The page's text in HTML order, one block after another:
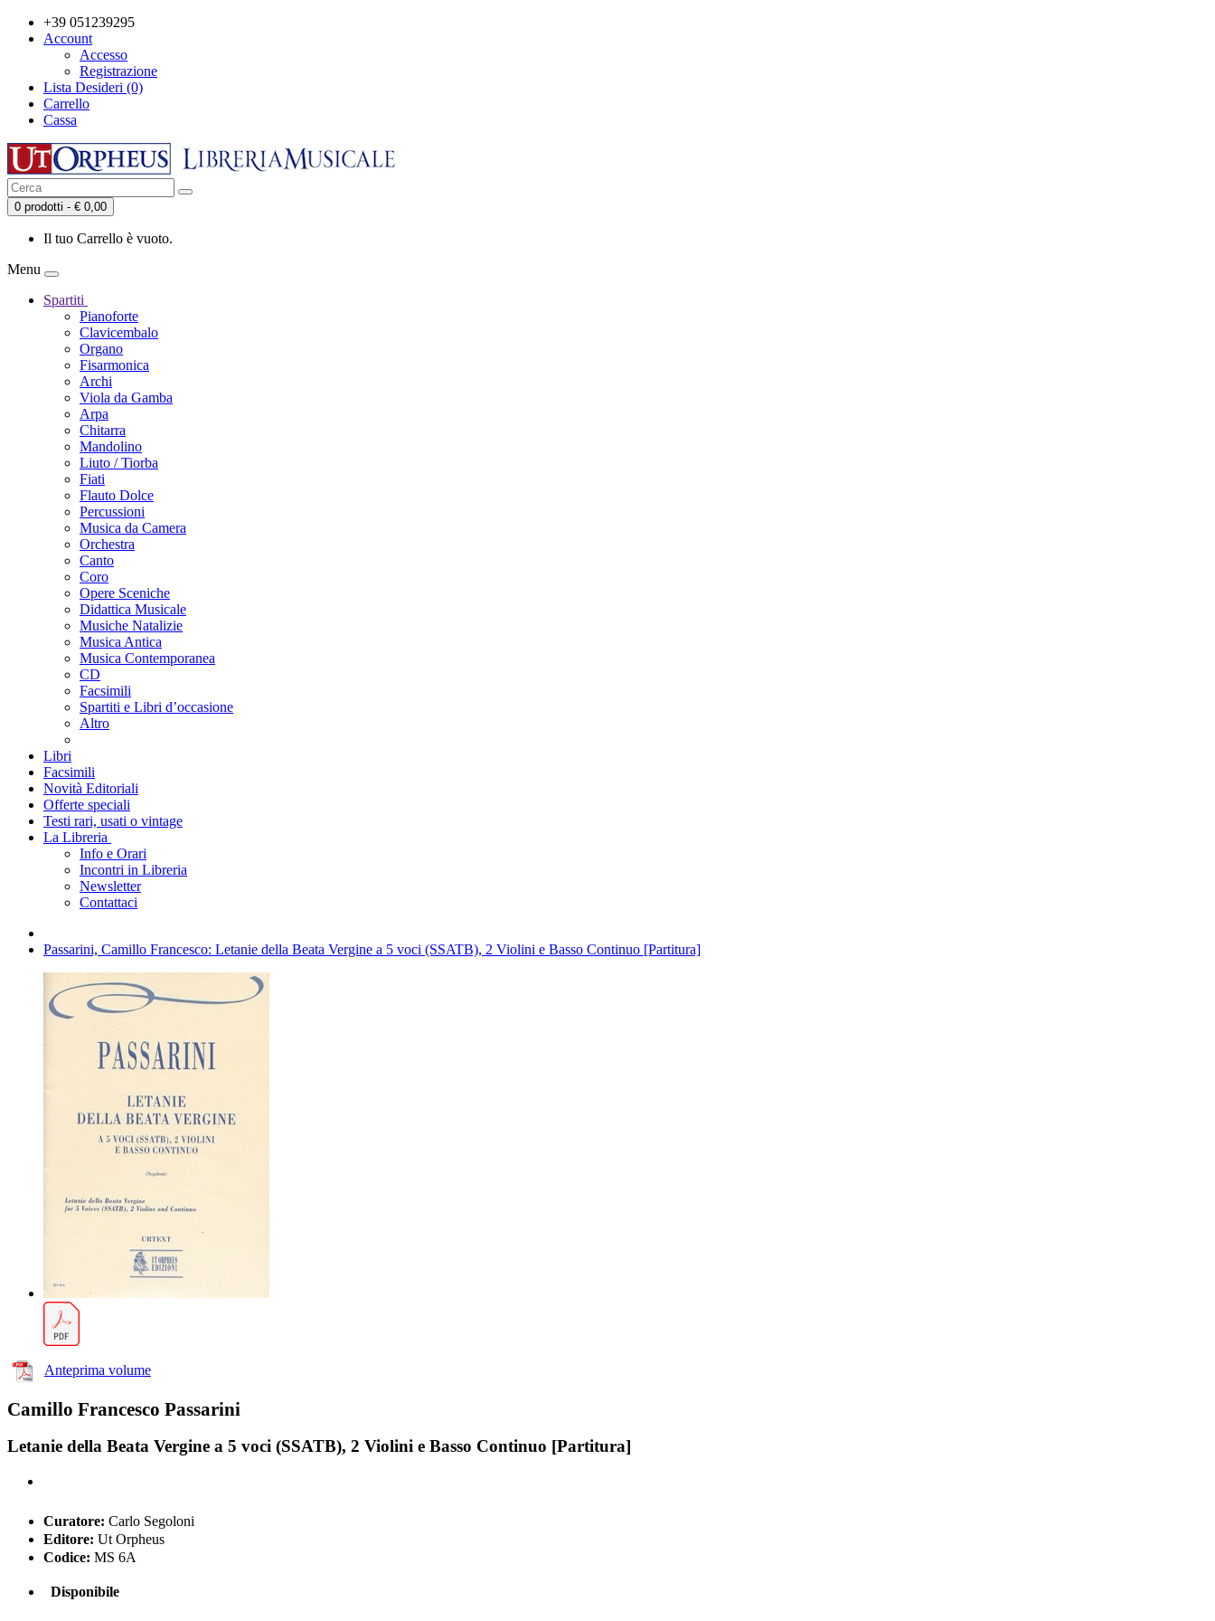
+39 051239295
Account
Accesso
Registrazione
Lista Desideri (0)
Carrello
Cassa
0 prodotti - € 0,00
Il tuo Carrello è vuoto.
Menu
Spartiti
Pianoforte
Clavicembalo
Organo
Fisarmonica
Archi
Viola da Gamba
Arpa
Chitarra
Mandolino
Liuto / Tiorba
Fiati
Flauto Dolce
Percussioni
Musica da Camera
Orchestra
Canto
Coro
Opere Sceniche
Didattica Musicale
Musiche Natalizie
Musica Antica
Musica Contemporanea
CD
Facsimili
Spartiti e Libri d’occasione
Altro
Libri
Facsimili
Novità Editoriali
Offerte speciali
Testi rari, usati o vintage
La Libreria
Info e Orari
Incontri in Libreria
Newsletter
Contattaci
Passarini, Camillo Francesco: Letanie della Beata Vergine a 5 voci (SSATB), 2 Violini e Basso Continuo [Partitura]
Anteprima volume
Camillo Francesco Passarini
Letanie della Beata Vergine a 5 voci (SSATB), 2 Violini e Basso Continuo [Partitura]
Curatore: Carlo Segoloni
Editore: Ut Orpheus
Codice: MS 6A
Disponibile